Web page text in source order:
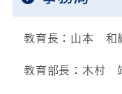
教育長：山本 和
教育部長：木村